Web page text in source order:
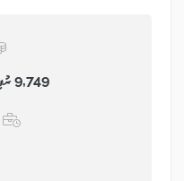
9,749 ރުފިޔާ - 9,750 ރުފިޔާ